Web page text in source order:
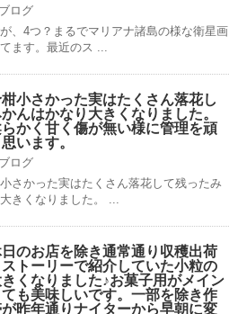
ブログ
、4つ？まるでマリアナ諸島の様な衛星画
ます。最近のス ...
小さかった実はたくさん落花し
んはかなり大きくなりました。
かく甘く傷が無い様に管理を頑
います。
ブログ
さかった実はたくさん落花して残ったみ
きくなりました。 ...
のお店を除き通常通り収穫出荷
トーリーで紹介していた小粒の
くなりました♪お菓子用がメイン
も美味しいです。一部を除き作
昨年通りナイターから早朝に変